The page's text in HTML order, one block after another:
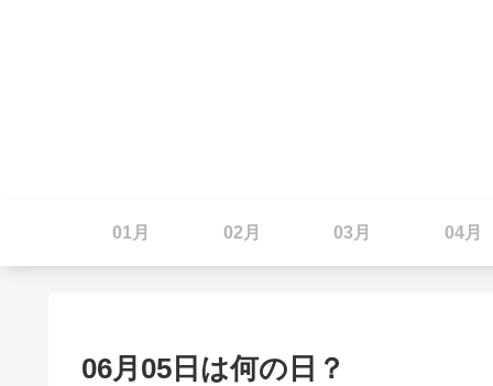
01月 02月 03月 04月
06月05日は何の日？